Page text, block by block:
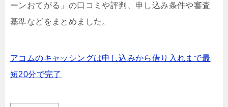
ーンおてがる」の口コミや評判、申し込み条件や審査
基準などをまとめました。
アコムのキャッシングは申し込みから借り入れまで最
短20分で完了